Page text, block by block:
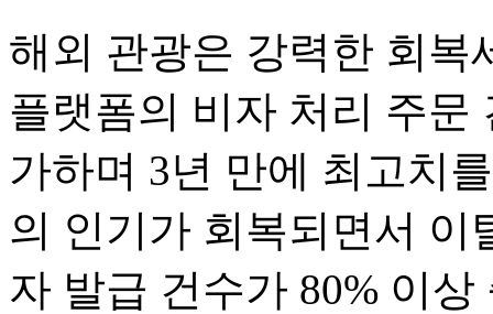
해외 관광은 강력한 회복
플랫폼의 비자 처리 주문
가하며 3년 만에 최고치
의 인기가 회복되면서 이
자 발급 건수가 80% 이